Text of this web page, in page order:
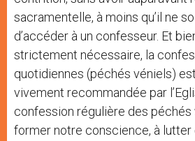
sacramentelle, à moins qu’il ne
d’accéder à un confesseur. Et
strictement nécessaire, la
quotidiennes (péchés véniels)
vivement recommandée par
confession régulière des péchés
former notre conscience, à lutter